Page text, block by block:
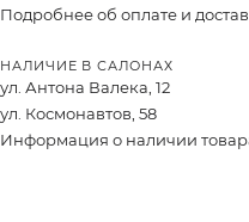
Подробнее об оплате и
НАЛИЧИЕ В САЛОНАХ
ул. Антона Валека, 12
ул. Космонавтов, 58
Информация о наличии